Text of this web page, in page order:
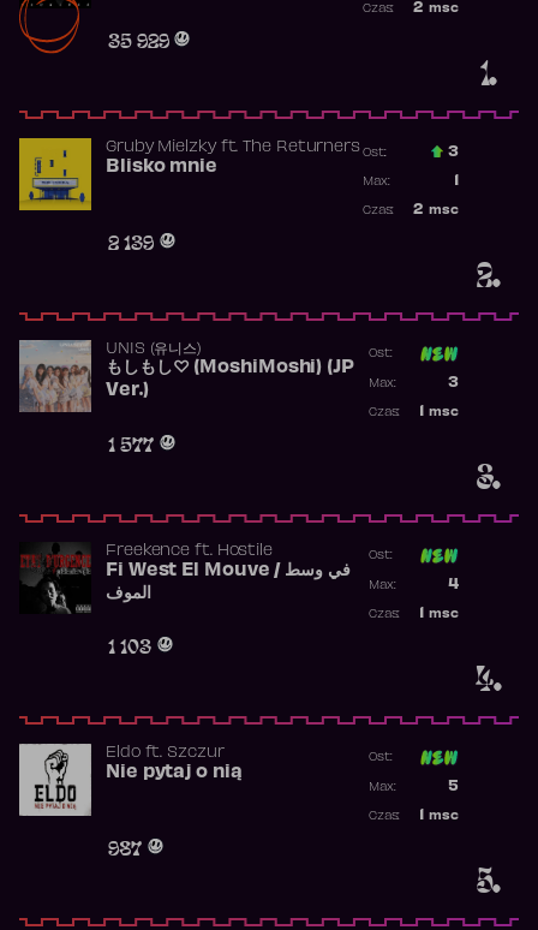
1.
35 929
2 msc
Czas:
2.
Gruby Mielzkyft. The Returners
Blisko mnie
2 139
Ost.: 3
Max:
2 msc
Czas:
3.
UNIS (유니스)
もしもし♡ (MoshiMoshi) (JP
Ver.)
1 577
Ost:
3
Max:
msc
Czas:
4.
Freekence ft. Hostile
Fi West El Mouve / في وسط
الموف
1 103
Ost:
4
Max:
msc
Czas:
5.
Eldoft. Szczur
Nie pytaj o nią
987
Ost:
5
Max:
msc
Czas: